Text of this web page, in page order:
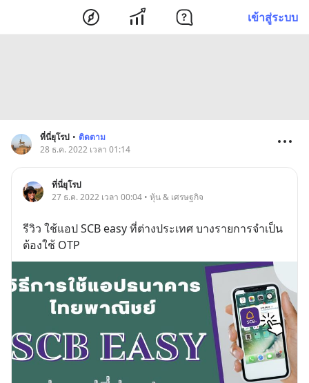
เข้าสู่ระบบ
ที่นี่ยุโรป • ติดตาม
28 ธ.ค. 2022 เวลา 01:14
ที่นี่ยุโรป
27 ธ.ค. 2022 เวลา 00:04 • หุ้น & เศรษฐกิจ
รีวิว ใช้แอป SCB easy ที่ต่างประเทศ บางรายการจำเป็น
ต้องใช้ OTP